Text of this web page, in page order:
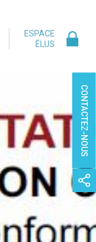
ESPACE
ÉLUS
CONTACTEZ-NOUS